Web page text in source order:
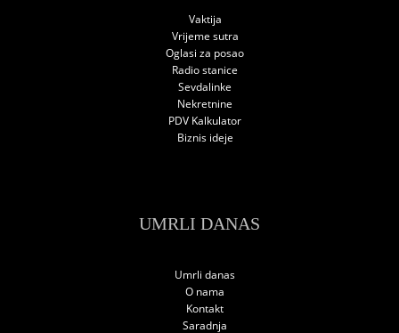
Vaktija
Vrijeme sutra
Oglasi za posao
Radio stanice
Sevdalinke
Nekretnine
PDV Kalkulator
Biznis ideje
UMRLI DANAS
Umrli danas
O nama
Kontakt
Saradnja